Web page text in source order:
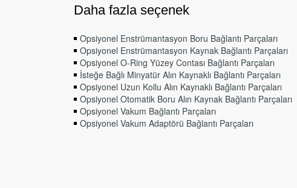
Daha fazla seçenek
Opsiyonel Enstrümantasyon Boru Bağlantı Parçaları
Opsiyonel Enstrümantasyon Kaynak Bağlantı Parçaları
Opsiyonel O-Ring Yüzey Contası Bağlantı Parçaları
İsteğe Bağlı Minyatür Alın Kaynaklı Bağlantı Parçaları
Opsiyonel Uzun Kollu Alın Kaynaklı Bağlantı Parçaları
Opsiyonel Otomatik Boru Alın Kaynak Bağlantı Parçaları
Opsiyonel Vakum Bağlantı Parçaları
Opsiyonel Vakum Adaptörü Bağlantı Parçaları